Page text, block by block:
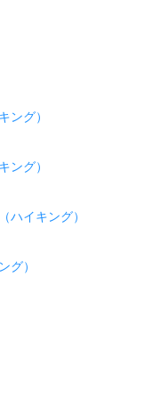
ング）
ング）
ハイキング）
グ）